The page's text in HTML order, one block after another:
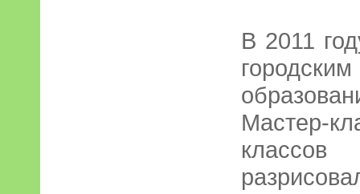
В 2011
Мастер-
классов